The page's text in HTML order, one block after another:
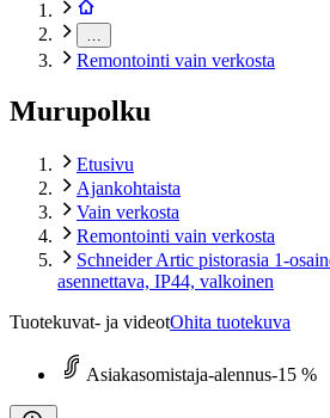
Remontointi vain verkosta
Murupolku
Etusivu
Ajankohtaista
Vain verkosta
Remontointi vain verkosta
Schneider Artic pistorasia 1-
asennettava, IP44, valkoinen
Tuotekuvat- ja videotOhita tuotekuva
Asiakasomistaja-alennus-15 %